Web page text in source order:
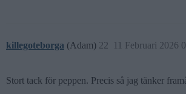
killegoteborga (Adam) 11 Februari 2026
22
Stort tack för peppen. Precis så jag tänker